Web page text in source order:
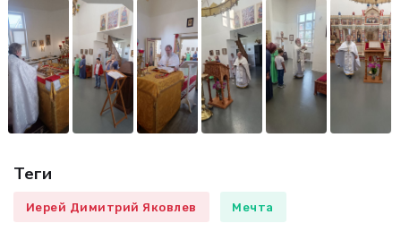
Теги
Иерей Димитрий Яковлев Мечта